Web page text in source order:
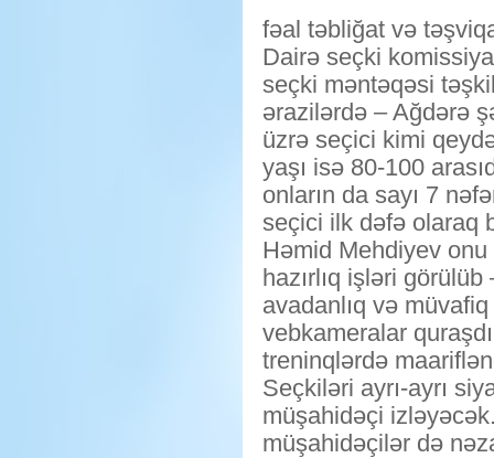
fəal təbliğat və
Dairə seçki
seçki məntəqəsi
ərazilərdə – Ağdərə
üzrə seçici kimi
yaşı isə 80-100
onların da sayı 7
seçici ilk dəfə olaraq
Həmid Mehdiyev
hazırlıq işləri
avadanlıq və
vebkameralar
treninqlərdə
Seçkiləri ayrı-ayrı
müşahidəçi
müşahidəçilər də